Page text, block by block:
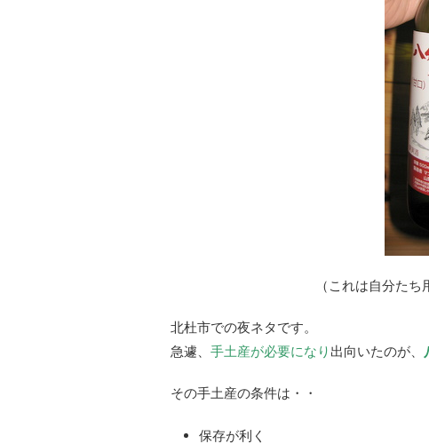
（これは自分たち
北杜市での夜ネタです。
急遽、 手土産が必要になり 出向いたのが、
その手土産の条件は・・
保存が利く